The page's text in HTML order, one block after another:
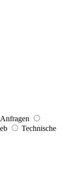
Technische